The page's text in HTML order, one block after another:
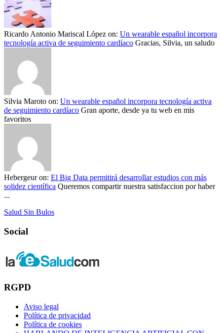
Ricardo Antonio Mariscal López on: Un wearable español incorpora
tecnología activa de seguimiento cardíaco Gracias, Silvia, un saludo
Silvia Maroto on: Un wearable español incorpora tecnología activa
de seguimiento cardíaco Gran aporte, desde ya tu web en mis
favoritos
Hebergeuron: El Big Data permitirá desarrollar estudios con más
solidez científica Queremos compartir nuestra satisfaccion por haber
...
Salud Sin Bulos
Social
RGPD
Aviso legal
Política de privacidad
Política de cookies